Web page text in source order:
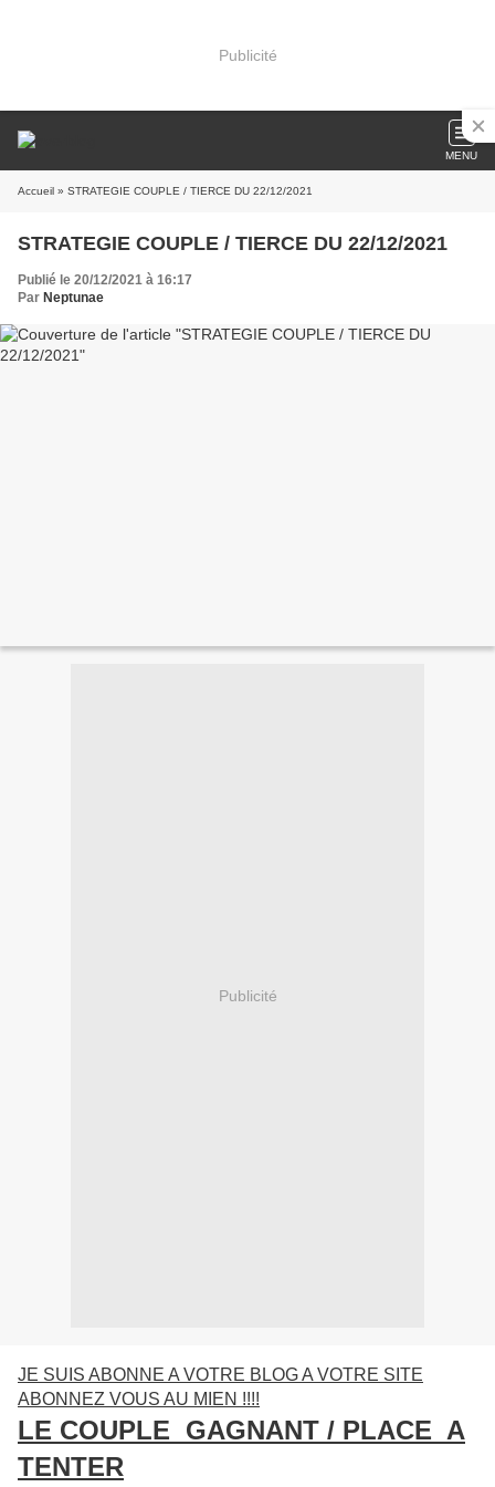
Publicité
MENU
Accueil » STRATEGIE COUPLE / TIERCE DU 22/12/2021
STRATEGIE COUPLE / TIERCE DU 22/12/2021
Publié le 20/12/2021 à 16:17
Par Neptunae
Publicité
JE SUIS ABONNE A VOTRE BLOG A VOTRE SITE
ABONNEZ VOUS AU MIEN !!!!
LE COUPLE GAGNANT / PLACE A
TENTER